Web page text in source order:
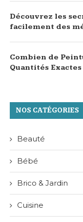
Découvrez les
facilement des
Combien de
Quantités Exactes
NOS CATÉGORIES
Beauté
Bébé
Brico & Jardin
Cuisine